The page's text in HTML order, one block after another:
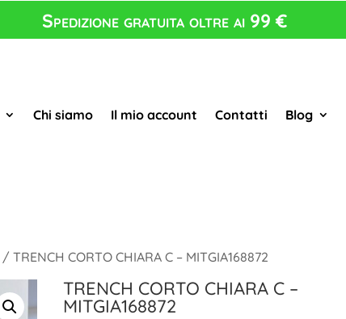
Spedizione gratuita oltre ai 99 €
Chi siamo Il mio account Contatti Blog
/ TRENCH CORTO CHIARA C – MITGIA168872
TRENCH CORTO CHIARA C –
MITGIA168872